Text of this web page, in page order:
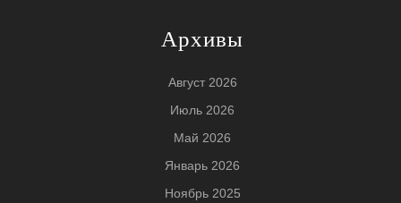
Архивы
Август 2026
Июль 2026
Май 2026
Январь 2026
Ноябрь 2025